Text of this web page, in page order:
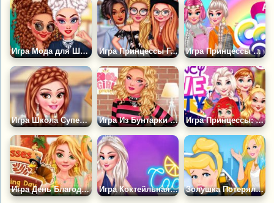
Игра Мода для Школьниц Принцесс Игра Принцессы Городские Модницы Игра Принцессы и Цветная Рулетка
Игра Школа Супергероев Игра Из Бунтарки в Милашку Игра Принцессы: Любовная Вечеринка
Игра День Благодарения Принцесс Игра Коктейльная Вечеринка Принцесс Золушка Потерялась в Нью-Йорке